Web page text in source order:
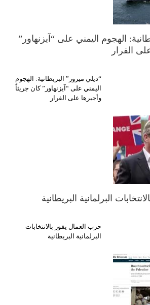
الهجوم اليمني على “آيزنهاور”
الفرار
“ديلي ميرور” البريطانية: الهجوم
اليمني على “آيزنهاور” كان جريئاً
وأجبرها على الفرار
البرلمانية البريطانية
حزب العمال يفوز بالانتخابات
البرلمانية البريطانية